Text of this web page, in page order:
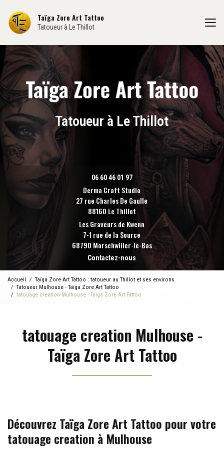
contenu
principal
Taïga Zore Art Tattoo
Tatoueur à Le Thillot
Tatoueur à Le Thillot
06 60 46 01 97
Derma Craft Studio
27 rue Charles De Gaulle
88160 Le Thillot
Les Graveurs de Kwenn
7-1 rue de la Source
68790 Morschwiller-le-Bas
Contactez-nous
Accueil
Taïga Zore Art Tattoo : tatoueur au Thillot et ses environs
Tatoueur Mulhouse - Taïga Zore Art Tattoo
tatouage creation Mulhouse - Taïga Zore Art Tattoo
tatouage creation Mulhouse -
Taïga Zore Art Tattoo
Découvrez Taïga Zore Art Tattoo pour votre
tatouage creation à Mulhouse